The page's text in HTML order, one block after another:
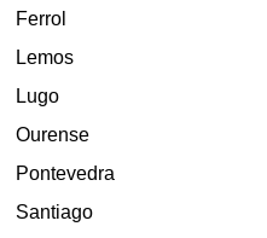
Ferrol
Lemos
Lugo
Ourense
Pontevedra
Santiago